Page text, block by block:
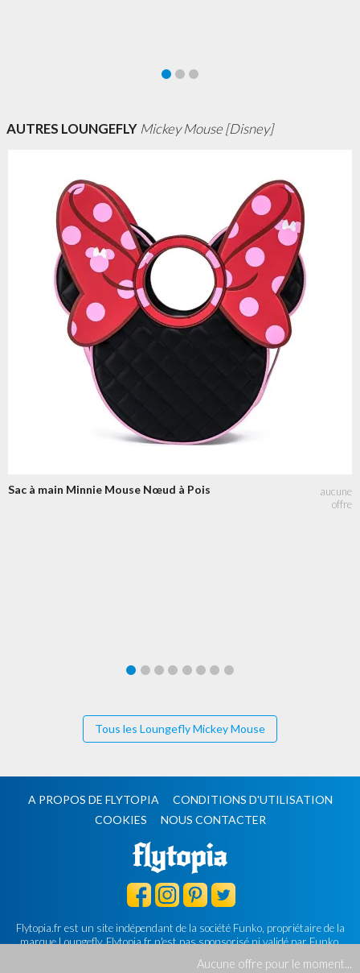
AUTRES LOUNGEFLY Mickey Mouse [Disney]
Sac à main Minnie Mouse Nœud à Pois
Tous les Loungefly Mickey Mouse
A PROPOS DE FLYTOPIA
CONDITIONS D'UTILISATION
COOKIES
NOUS CONTACTER
Flytopia.fr est un site indépendant de la société Funko, propriétaire de la
marque Loungefly.Flytopia.fr n'est pas sponsorisé ni validé par Funko.